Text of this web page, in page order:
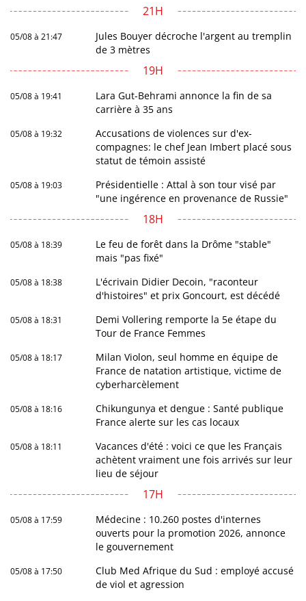
21H
05/08 à 21:47
Jules Bouyer décroche l'argent au tremplin
de 3 mètres
19H
05/08 à 19:41
Lara Gut-Behrami annonce la fin de sa
carrière à 35 ans
05/08 à 19:32
Accusations de violences sur d'ex-
compagnes: le chef Jean Imbert placé sous
statut de témoin assisté
05/08 à 19:03
Présidentielle : Attal à son tour visé par
"une ingérence en provenance de Russie"
18H
05/08 à 18:39
Le feu de forêt dans la Drôme "stable"
mais "pas fixé"
05/08 à 18:38
L'écrivain Didier Decoin, "raconteur
d'histoires" et prix Goncourt, est décédé
05/08 à 18:31
Demi Vollering remporte la 5e étape du
Tour de France Femmes
05/08 à 18:17
Milan Violon, seul homme en équipe de
France de natation artistique, victime de
cyberharcèlement
05/08 à 18:16
Chikungunya et dengue : Santé publique
France alerte sur les cas locaux
05/08 à 18:11
Vacances d'été : voici ce que les Français
achètent vraiment une fois arrivés sur leur
lieu de séjour
17H
05/08 à 17:59
Médecine : 10.260 postes d'internes
ouverts pour la promotion 2026, annonce
le gouvernement
05/08 à 17:50
Club Med Afrique du Sud : employé accusé
de viol et agression